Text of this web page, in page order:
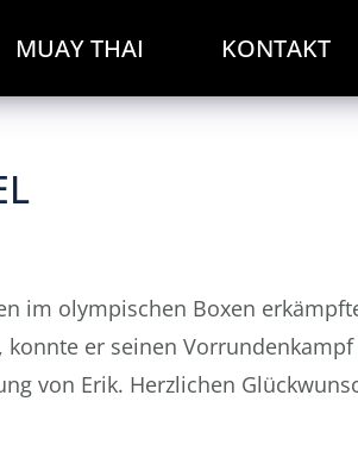
MUAY THAI KONTAKT
im olympischen Boxen
konnte er seinen
von Erik. Herzlichen